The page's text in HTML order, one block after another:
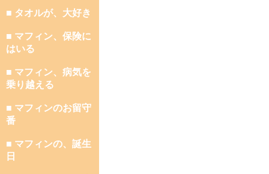
■ タオルが、大好き
■ マフィン、保険に
はいる
■ マフィン、病気を
乗り越える
■ マフィンのお留守
番
■ マフィンの、誕生
日